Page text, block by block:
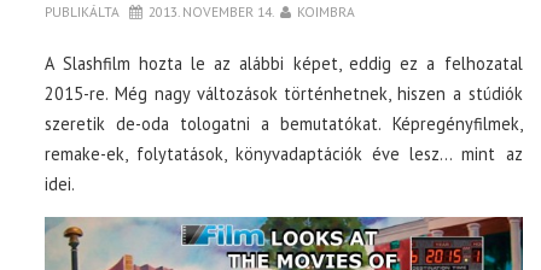
PUBLIKÁLTA 2013. NOVEMBER 14. KOIMBRA
A Slashfilm hozta le az alábbi képet, eddig ez a felhozatal
2015-re. Még nagy változások történhetnek, hiszen a stúdiók
szeretik de-oda tologatni a bemutatókat. Képregényfilmek,
remake-ek, folytatások, könyvadaptációk éve lesz… mint az
idei.